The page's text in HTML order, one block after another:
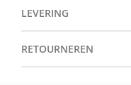
LEVERING
RETOURNEREN